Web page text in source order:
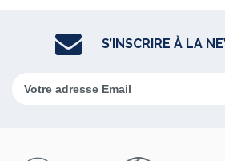
S’INSCRIRE À LA